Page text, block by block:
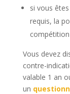
si vous
requis, la
Vous devez
contre-
valable 1 an
un